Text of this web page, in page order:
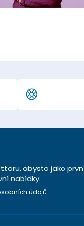
abyste jako
nabídky.
údajů.